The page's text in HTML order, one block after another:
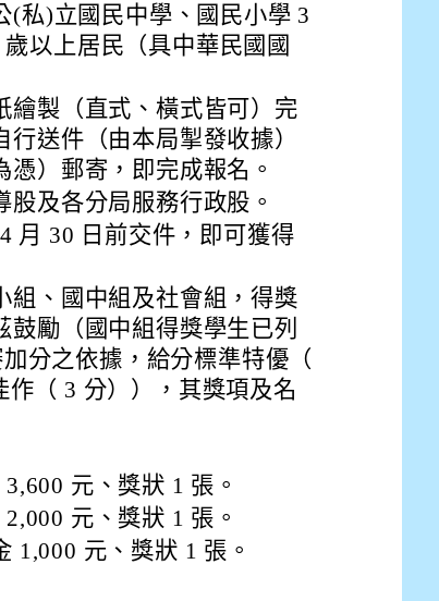
(私)立國民中學、國民小學 3
以上居民（具中華民國國
繪製（直式、橫式皆可）完
送件（由本局掣發收據）
）郵寄，即完成報名。
及各分局服務行政股。
月 30 日前交件，即可獲得
組、國中組及社會組，得獎
勵（國中組得獎學生已列
分之依據，給分標準特優（
（ 3 分）），其獎項及名
元、獎狀 1 張。
元、獎狀 1 張。
1,000 元、獎狀 1 張。